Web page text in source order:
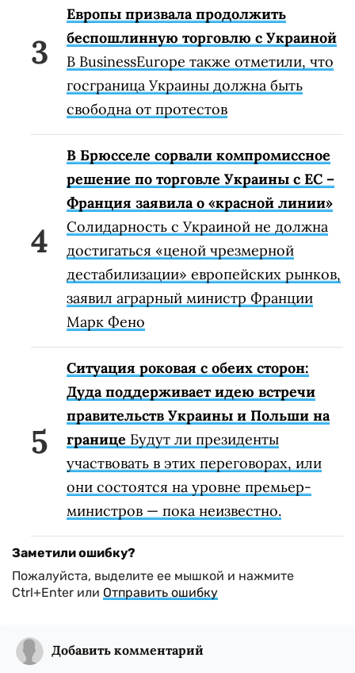
Европы призвала продолжить
беспошлинную торговлю с Украиной
В BusinessEurope также отметили, что
госграница Украины должна быть
свободна от протестов
В Брюсселе сорвали компромиссное
решение по торговле Украины с ЕС –
Франция заявила о «красной линии»
Солидарность с Украиной не должна
достигаться «ценой чрезмерной
дестабилизации» европейских рынков,
заявил аграрный министр Франции
Марк Фено
Ситуация роковая с обеих сторон:
Дуда поддерживает идею встречи
правительств Украины и Польши на
границе Будут ли президенты
участвовать в этих переговорах, или
они состоятся на уровне премьер-
министров — пока неизвестно.
Заметили ошибку?
Пожалуйста, выделите ее мышкой и нажмите
Ctrl+Enter или Отправить ошибку
Добавить комментарий